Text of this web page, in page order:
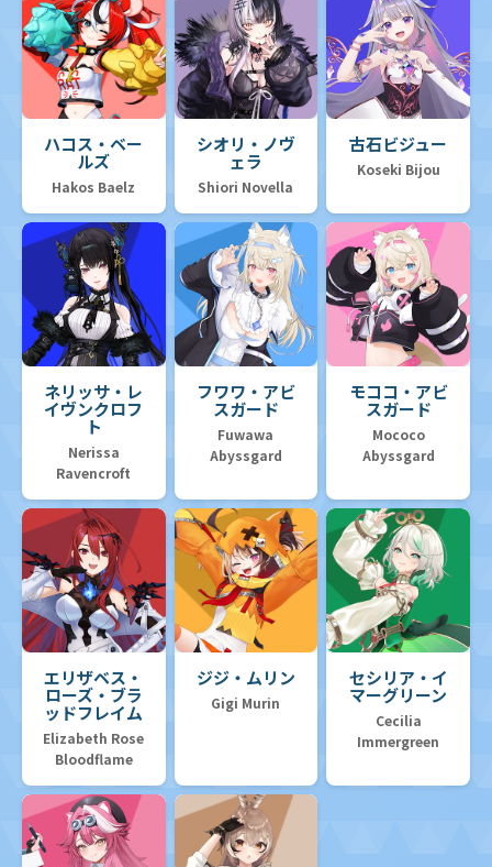
ハコス・ベー
ルズ
Hakos Baelz
シオリ・ノヴ
ェラ
Shiori Novella
古石ビジュー
Koseki Bijou
ネリッサ・レ
イヴンクロフ
ト
Nerissa
Ravencroft
フワワ・アビ
スガード
Fuwawa
Abyssgard
モココ・アビ
スガード
Mococo
Abyssgard
エリザベス・
ローズ・ブラ
ッドフレイム
Elizabeth Rose
Bloodflame
ジジ・ムリン
Gigi Murin
セシリア・イ
マーグリーン
Cecilia
Immergreen